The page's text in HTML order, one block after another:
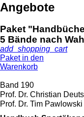
Angebote
Paket
5 Bände nach
add_shopping_cart
Paket in den
Warenkorb
Band 190
Prof. Dr. Christian
Prof. Dr. Tim